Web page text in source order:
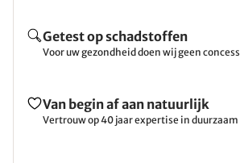
Getest op schadstoffen
Voor uw gezondheid doen wij geen
Van begin af aan natuurlijk
Vertrouw op 40 jaar expertise in